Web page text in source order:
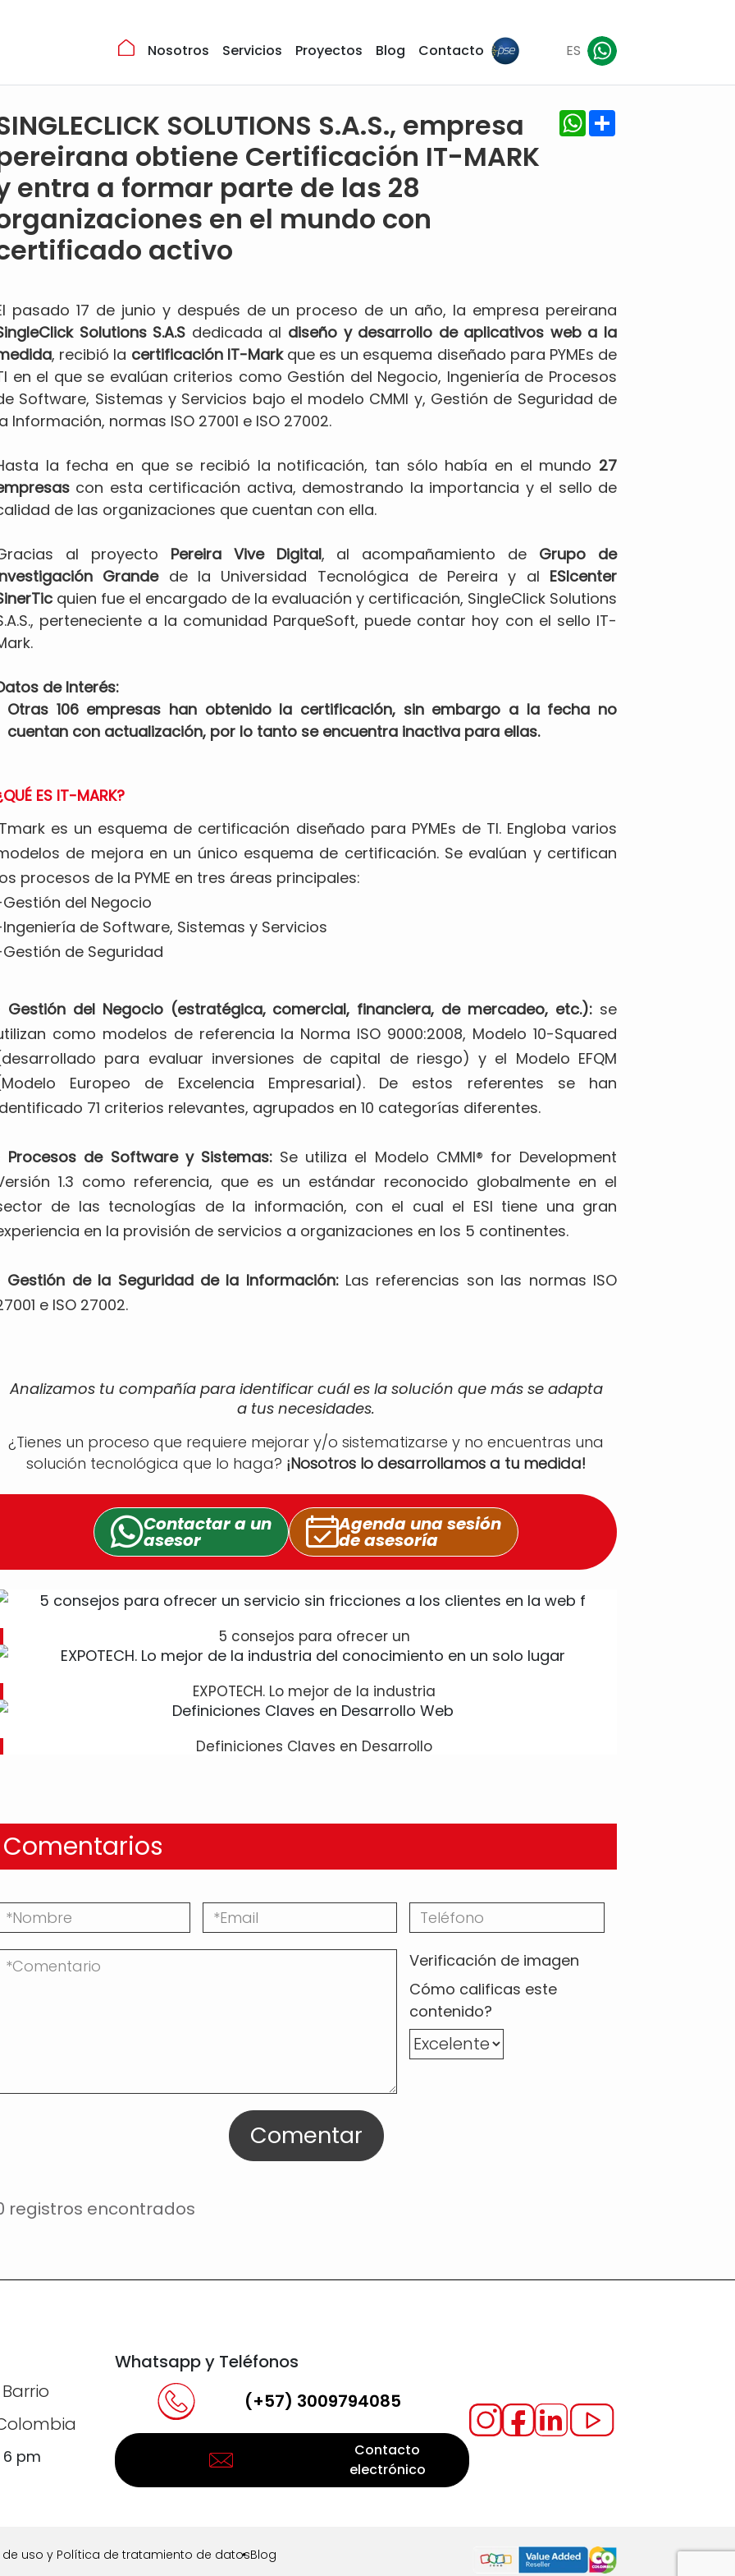
Nosotros Servicios Proyectos Blog Contacto ES
SOLUTIONS S.A.S., empresa
obtiene Certificación IT-MARK
entra a formar parte de las 28
en el mundo con
activo
WhatsApp
pasado 17 de junio y después de un proceso de un año, la empresa pereirana
Solutions S.A.S dedicada al diseño y desarrollo de aplicativos web a la
, recibió la certificación IT-Markque es un esquema diseñado para PYMEs de
en el que se evalúan criterios como Gestión del Negocio, Ingeniería de Procesos
Software, Sistemas y Servicios bajo el modelo CMMI y, Gestión de Seguridad de
Información, normas ISO 27001 e ISO 27002.
la fecha en que se recibió la notificación, tan sólo había en el mundo 27
con esta certificación activa, demostrando la importancia y el sello de
de las organizaciones que cuentan con ella.
al proyecto Pereira Vive Digital, al acompañamiento de Grupo de
Grandede la Universidad Tecnológica de Pereira y al ESIcenter
quien fue el encargado de la evaluación y certificación, SingleClick Solutions
perteneciente a la comunidad ParqueSoft, puede contar hoy con el sello IT-
de Interés:
Otras 106 empresas han obtenido la certificación, sin embargo a la fecha no
cuentan con actualización, por lo tanto se encuentra inactiva para ellas.
ES IT-MARK?
es un esquema de certificación diseñado para PYMEs de TI. Engloba varios
de mejora en un único esquema de certificación. Se evalúan y certifican
procesos de la PYME en tres áreas principales:
del Negocio
de Software, Sistemas y Servicios
de Seguridad
Gestión del Negocio (estratégica, comercial, financiera, de mercadeo, etc.): se
como modelos de referencia la Norma ISO 9000:2008, Modelo 10-Squared
para evaluar inversiones de capital de riesgo) y el Modelo EFQM
Europeo de Excelencia Empresarial). De estos referentes se han
71 criterios relevantes, agrupados en 10 categorías diferentes.
Procesos de Software y Sistemas:Se utiliza el Modelo CMMI® for Development
1.3 como referencia, que es un estándar reconocido globalmente en el
de las tecnologías de la información, con el cual el ESI tiene una gran
en la provisión de servicios a organizaciones en los 5 continentes.
Gestión de la Seguridad de la Información:Las referencias son las normas ISO
e ISO 27002.
Analizamos tu compañía para identificar cuál es la solución que más se adapta
a tus necesidades.
¿Tienes un proceso que requiere mejorar y/o sistematizarse y no encuentras una
solución tecnológica que lo haga? ¡Nosotros lo desarrollamos a tu medida!
Contactar a un
asesor
Agenda una sesión
de asesoría
5 consejos para ofrecer un
EXPOTECH. Lo mejor de la industria
Definiciones Claves en Desarrollo
Comentarios
Verificación de imagen
Cómo calificas este
contenido?
Comentar
registros encontrados
6 pm
Whatsapp y Teléfonos
(+57) 3009794085
Contacto
electrónico
uso y Política de tratamiento de datosBlog